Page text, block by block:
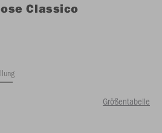
Classico
Größentabelle